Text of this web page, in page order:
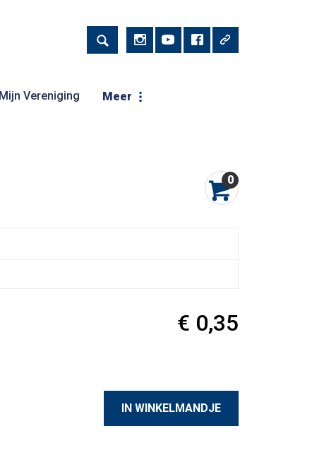
Mijn Vereniging Meer
0
€ 0,35